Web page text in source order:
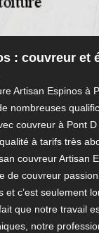
: couvreur et
Artisan Espinos à
nombreuses
couvreur à Pont
à tarifs très
couvreur Artisan
de couvreur
et c’est seulement
que notre travail
notre